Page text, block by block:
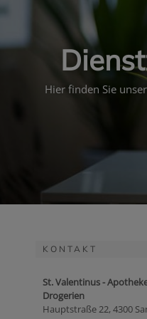
Hier finden Sie
KONTAKT
St. Valentinus -
Drogerien
Hauptstraße 22, 4300